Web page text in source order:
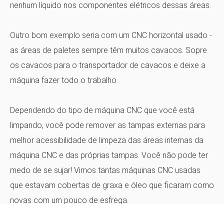
nenhum líquido nos componentes elétricos dessas áreas.
Outro bom exemplo seria com um CNC horizontal usado -
as áreas de paletes sempre têm muitos cavacos. Sopre
os cavacos para o transportador de cavacos e deixe a
máquina fazer todo o trabalho.
Dependendo do tipo de máquina CNC que você está
limpando, você pode remover as tampas externas para
melhor acessibilidade de limpeza das áreas internas da
máquina CNC e das próprias tampas. Você não pode ter
medo de se sujar! Vimos tantas máquinas CNC usadas
que estavam cobertas de graxa e óleo que ficaram como
novas com um pouco de esfrega.